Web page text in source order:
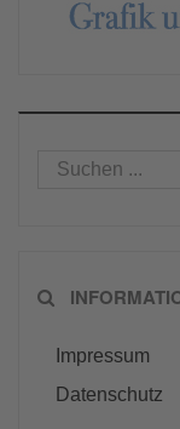
Impressum
Datenschutz